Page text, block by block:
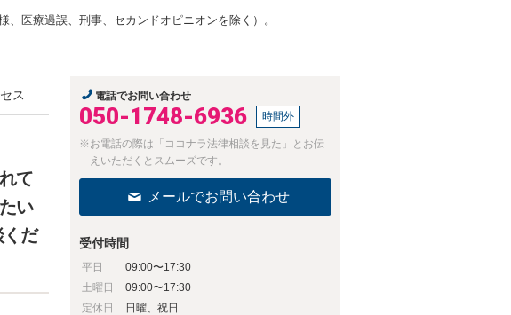
医療過誤、刑事、セカンドオピニオンを除く）。
ス
て
い
くだ
電話でお問い合わせ
050-1748-6936 時間外
※お電話の際は「ココナラ法律相談を見た」とお伝
えいただくとスムーズです。
メールでお問い合わせ
受付時間
平日
09:00〜17:30
土曜日
09:00〜17:30
定休日
日曜、祝日